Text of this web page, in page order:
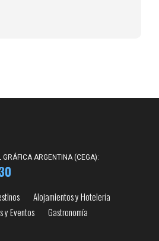
ARGENTINA (CEGA):
Alojamientos y Hotelería
y Eventos
Gastronomía